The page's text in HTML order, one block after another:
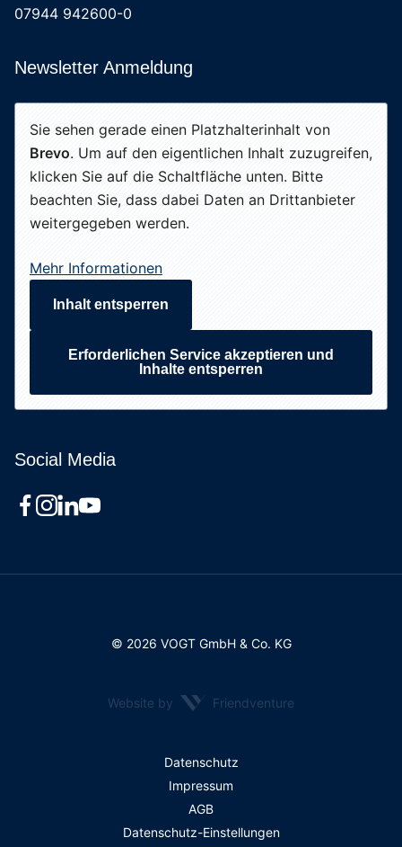
07944 942600-0
Newsletter Anmeldung
Sie sehen gerade einen Platzhalterinhalt von
Brevo. Um auf den eigentlichen Inhalt zuzugreifen,
klicken Sie auf die Schaltfläche unten. Bitte
beachten Sie, dass dabei Daten an Drittanbieter
weitergegeben werden.
Mehr Informationen
Inhalt entsperren
Erforderlichen Service akzeptieren und
Inhalte entsperren
Social Media
© 2026 VOGT GmbH & Co. KG
Website by Friendventure
Datenschutz
Impressum
AGB
Datenschutz-Einstellungen